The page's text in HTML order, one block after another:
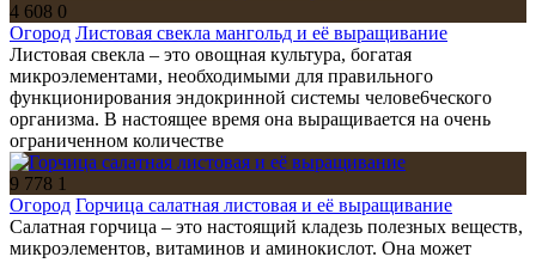
4 608 0
Огород Листовая свекла мангольд и её выращивание
Листовая свекла – это овощная культура, богатая
микроэлементами, необходимыми для правильного
функционирования эндокринной системы челове6ческого
организма. В настоящее время она выращивается на очень
ограниченном количестве
9 778 1
Огород Горчица салатная листовая и её выращивание
Салатная горчица – это настоящий кладезь полезных веществ,
микроэлементов, витаминов и аминокислот. Она может